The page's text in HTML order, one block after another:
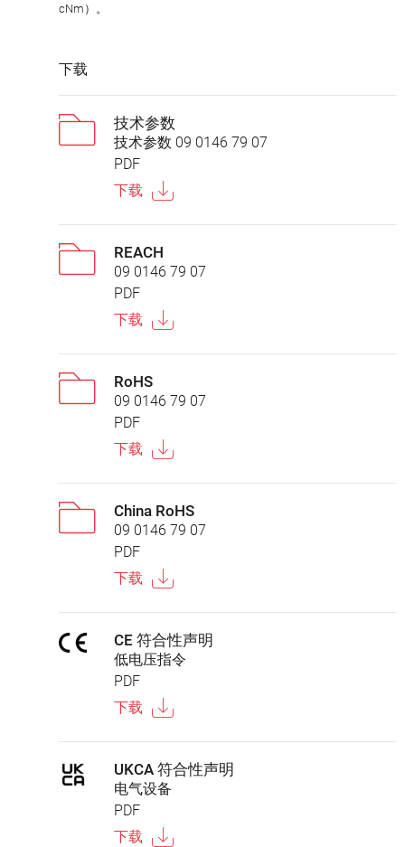
cNm）。
下载
技术参数
技术参数 09 0146 79 07
PDF
下载
REACH
09 0146 79 07
PDF
下载
RoHS
09 0146 79 07
PDF
下载
China RoHS
09 0146 79 07
PDF
下载
CE 符合性声明
低电压指令
PDF
下载
UKCA 符合性声明
电气设备
PDF
下载